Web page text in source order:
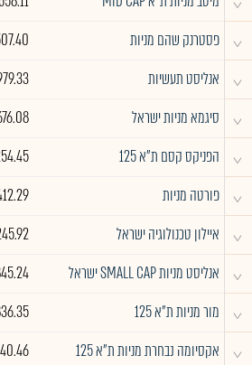
^ פסטרנק שהם מניות
^ אנליסט תעשיות
^ סיגמא מניות ישראל
^ הפניקס קסם ת"א 125
^ פורטה מניות
^ איילון טכנולוגיה ישראל
^ אנליסט מניות SMALL CAP ישראל
^ מור מניות ת"א 125
^ אקסיומה נבחרת מניות ת"א 125